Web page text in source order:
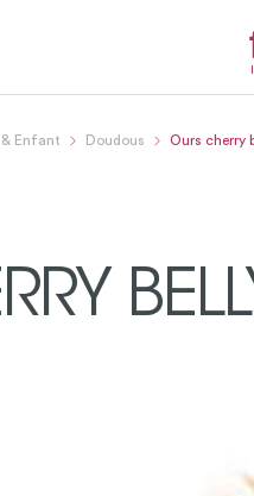
& Enfant Doudous Ours cherry